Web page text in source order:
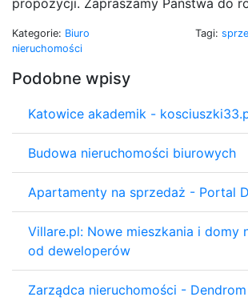
Kategorie: Biuro
nieruchomości
Tagi:
Podobne wpisy
Katowice akademik -
Budowa nieruchomości biurowych
Apartamenty na sprzedaż - Portal
Villare.pl: Nowe mieszkania i domy
od deweloperów
Zarządca nieruchomości - Dendrom